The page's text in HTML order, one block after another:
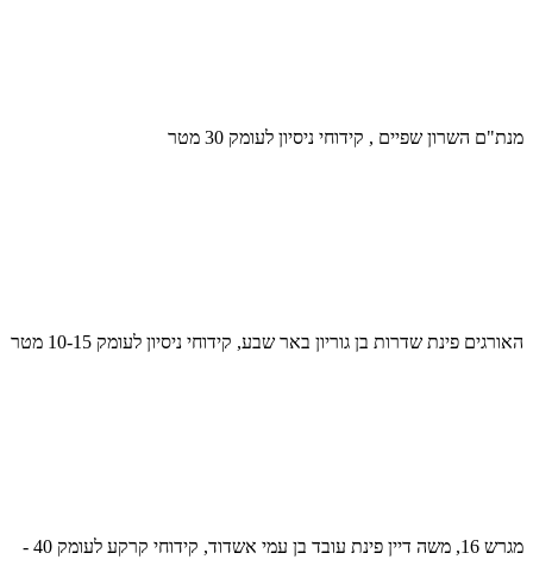
מנת"ם השרון שפיים , קידוחי ניסיון לעומק 30 מטר
האורגים פינת שדרות בן גוריון באר שבע, קידוחי ניסיון לעומק 10-15 מטר
מגרש 16, משה דיין פינת עובד בן עמי אשדוד, קידוחי קרקע לעומק 40 -